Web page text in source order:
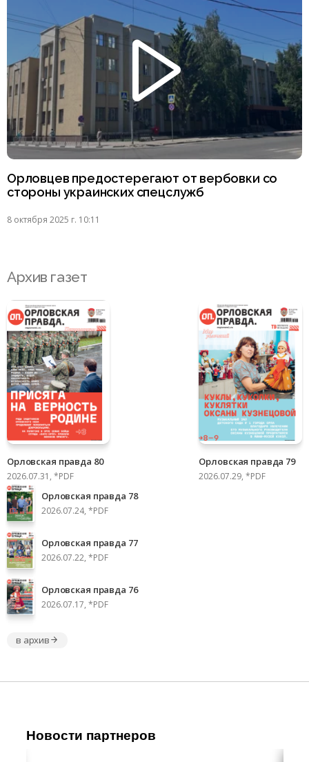
Орловцев предостерегают от вербовки со
стороны украинских спецслужб
8 октября 2025 г. 10:11
Архив газет
Орловская правда 80
2026.07.31, *PDF
Орловская правда 79
2026.07.29, *PDF
Орловская правда 78
2026.07.24, *PDF
Орловская правда 77
2026.07.22, *PDF
Орловская правда 76
2026.07.17, *PDF
в архив
Новости партнеров